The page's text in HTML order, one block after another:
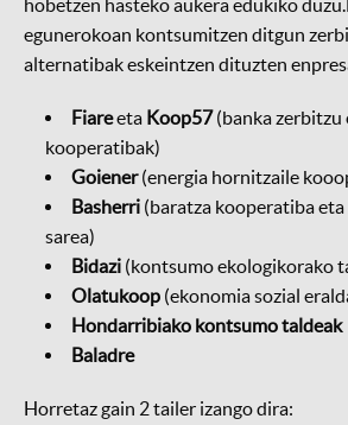
hobetzen hasteko aukera edukiko
egunerokoan kontsumitzen ditgun
alternatibak eskeintzen dituzten
Fiareeta Koop57(banka zerbitzu
kooperatibak)
Goiener(energia hornitzaile
Basherri(baratza kooperatiba
sarea)
Bidazi(kontsumo ekologikorako
Olatukoop(ekonomia sozial
Hondarribiako kontsumo taldeak
Baladre
Horretaz gain 2 tailer izango dira: